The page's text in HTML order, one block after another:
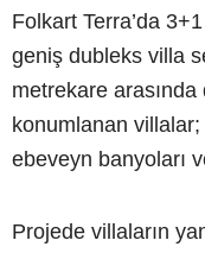
Folkart Terra’da
geniş dubleks villa
metrekare
konumlanan villalar;
ebeveyn banyoları
Projede villaların